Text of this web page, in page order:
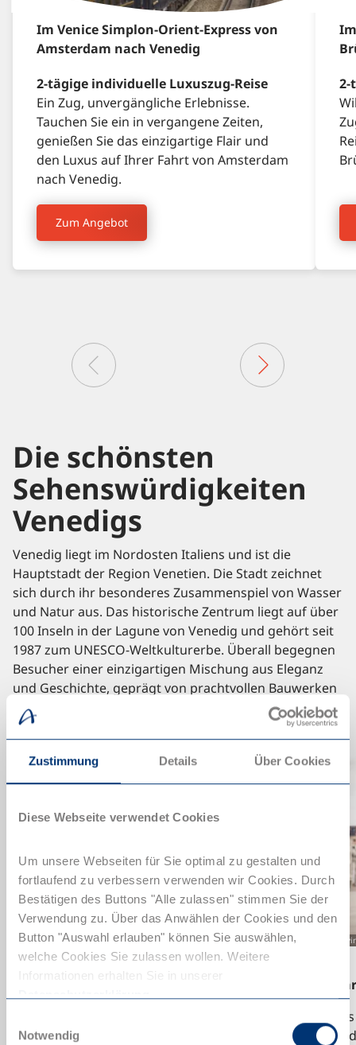
Zustimmung Details Über Cookies
Diese Webseite verwendet Cookies
Um unsere Webseiten für Sie optimal zu gestalten und
fortlaufend zu verbessern verwenden wir Cookies. Durch
Bestätigen des Buttons "Alle zulassen" stimmen Sie der
Verwendung zu. Über das Anwählen der Cookies und den
Button "Auswahl erlauben" können Sie auswählen,
welche Cookies Sie zulassen wollen. Weitere
Informationen erhalten Sie in unserer
Notwendig
Im Venice Simplon-Orient-Express von
Amsterdam nach Venedig
2-tägige individuelle Luxuszug-Reise
Ein Zug, unvergängliche Erlebnisse.
Tauchen Sie ein in vergangene Zeiten,
genießen Sie das einzigartige Flair und
den Luxus auf Ihrer Fahrt von Amsterdam
nach Venedig.
Zum Angebot
2-
Die schönsten
Sehenswürdigkeiten
Venedigs
Venedig liegt im Nordosten Italiens und ist die
Hauptstadt der Region Venetien. Die Stadt zeichnet
sich durch ihr besonderes Zusammenspiel von Wasser
und Natur aus. Das historische Zentrum liegt auf über
100 Inseln in der Lagune von Venedig und gehört seit
1987 zum UNESCO-Weltkulturerbe. Überall begegnen
Besucher einer einzigartigen Mischung aus Eleganz
und Geschichte, geprägt von prachtvollen Bauwerken
und historischen Plätzen.
© Gettyimages.com/tunart
Platz Venedigs ist rund 175 Meter lang und
©
ist